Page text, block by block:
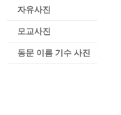
자유사진
모교사진
동문 이름 기수 사진